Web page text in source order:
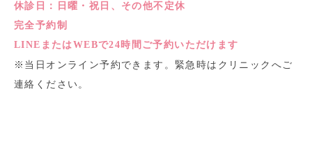
休診日：日曜・祝日、その他不定休
完全予約制
LINEまたはWEBで24時間ご予約いただけます
※当日オンライン予約できます。緊急時はクリニックへご
連絡ください。